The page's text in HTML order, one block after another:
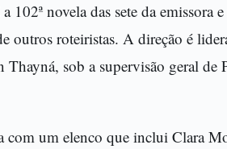
102ª novela das sete da emissora
outros roteiristas. A direção é
Thayná, sob a supervisão geral
com um elenco que inclui Clara